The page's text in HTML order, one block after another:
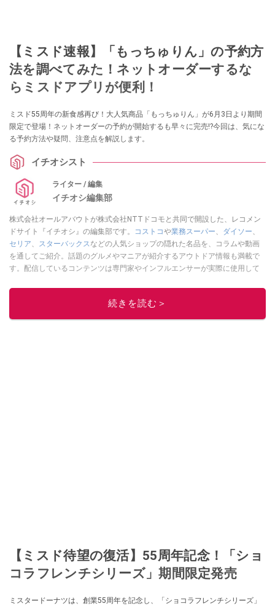
【ミスド速報】「もっちゅりん」の予約方
法を調べてみた！ネットオーダーするな
らミスドアプリが便利！
ミスド55周年の新食感再び！大人気商品「もっちゅりん」が6月3日より期間
限定で登場！ネットオーダーの予約が開始するも早々に完売!?今回は、気にな
る予約方法や疑問、注意点を解説します。
イチオシスト
ライター / 編集
イチオシ編集部
株式会社オールアバウトが株式会社NTTドコモと共同で開設した、レコメン
ドサイト『イチオシ』の編集部です。
コストコや業務スーパー、 ダイソー、
セリア、 スターバックスなどの人気ショップの隠れた名品を、コラムや動画
を通してご紹介。話題のグルメやマニアが紹介するアウトドア情報も満載で
す。配信しているコンテンツは専門家やインフルエンサーが実際に使用して
ニュースでフォロー
続きを読む＞
【ミスド待望の復活】55周年記念！「ショ
コラフレンチシリーズ」期間限定発売
ミスタードーナツは、創業55周年を記念し、「ショコラフレンチシリーズ」